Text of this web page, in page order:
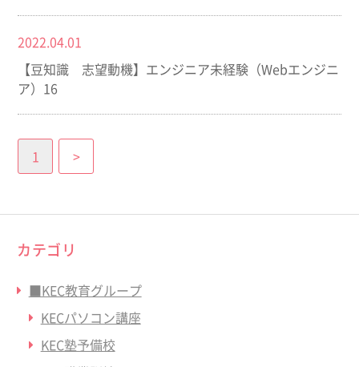
2022.04.01
【豆知識 志望動機】エンジニア未経験（Webエンジニ
ア）16
1 >
カテゴリ
■KEC教育グループ
KECパソコン講座
KEC塾予備校